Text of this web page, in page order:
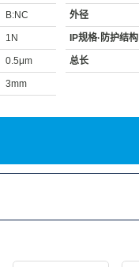
B:NC
1N
0.5μm
3mm
外径
IP规格·防护结构
总长